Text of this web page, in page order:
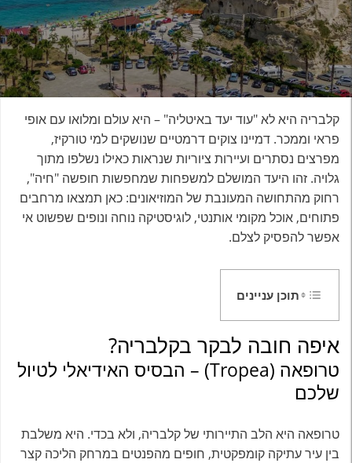
קלבריה היא לא "עוד יעד באיטליה" – היא עולם ומלואו עם אופי
פראי וממכר. דמיינו צוקים דרמטיים שנושקים למי טורקיז,
מפרצים נסתרים ועיירות ציוריות שנראות כאילו נשלפו מתוך
גלויה. זהו היעד המושלם למשפחות שמחפשות חופשה "חיה",
רחוק מהתחושה המעונבת של המוזיאונים: כאן תמצאו מרחבים
פתוחים, אוכל מקומי אותנטי, לוגיסטיקה נוחה ונופים שפשוט אי
אפשר להפסיק לצלם.
תוכן עניינים
איפה חובה לבקר בקלבריה?
טרופאה (Tropea) – הבסיס האידיאלי לטיול
שלכם
טרופאה היא הלב התיירותי של קלבריה, ולא בכדי. היא משלבת
בין עיר עתיקה קומפקטית, חופים מהפנטים במרחק הליכה קצר